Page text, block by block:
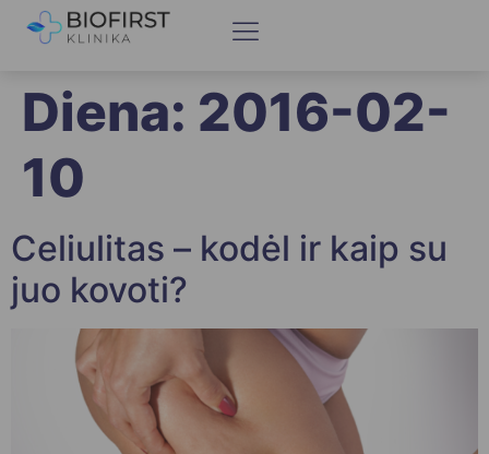
Diena: 2016-02-
10
Celiulitas – kodėl ir kaip su
juo kovoti?